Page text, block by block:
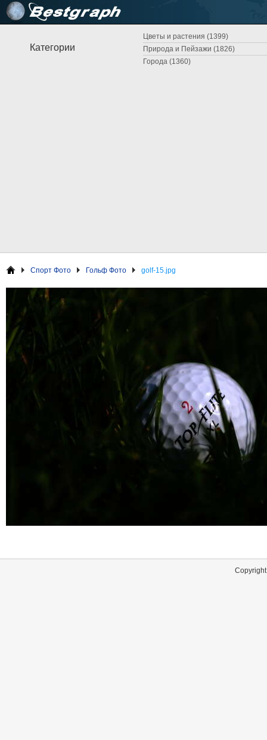
Категории
Цветы и растения (1399)
Природа и Пейзажи (1826)
Города (1360)
Спорт Фото Гольф Фото golf-15.jpg